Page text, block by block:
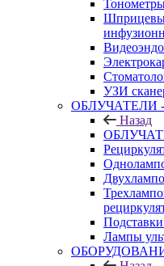
УЗИ
ОБЛУЧАТЕЛИ
Назад
Лампы